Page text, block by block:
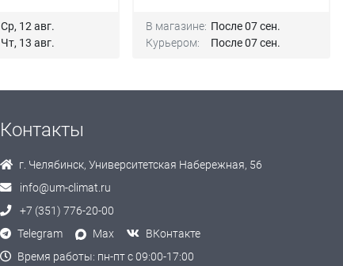
Ср, 12 авг.
Чт, 13 авг.
В магазине: После 07 сен.
Курьером:
После 07 сен.
Контакты
г. Челябинск, Университетская Набережная, 56
info@um-climat.ru
+7 (351) 776-20-00
Telegram
Max
ВКонтакте
Время работы: пн-пт с 09:00-17:00